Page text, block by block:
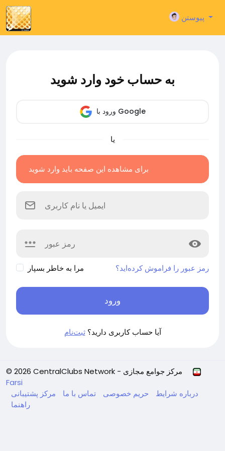
پیوستن
به حساب خود وارد شوید
ورود با Google
یا
برای مشاهده این صفحه باید وارد شوید
مرا به خاطر بسپار رمز عبور را فراموش کرده‌اید؟
ورود
آیا حساب کاربری دارید؟ثبت‌نام
© 2026 CentralClubs Network - مرکز جوامع مجازی
Farsi
درباره شرایط حریم خصوصی تماس با ما
مرکز پشتیبانی
راهنما